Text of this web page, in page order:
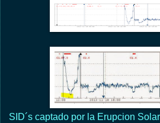
SID´s captado por la Erupcion